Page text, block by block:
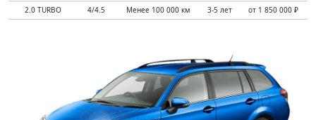
2.0 TURBO
4/4.5 Менее 100 000 км 3-5 лет от 1 850 000 ₽